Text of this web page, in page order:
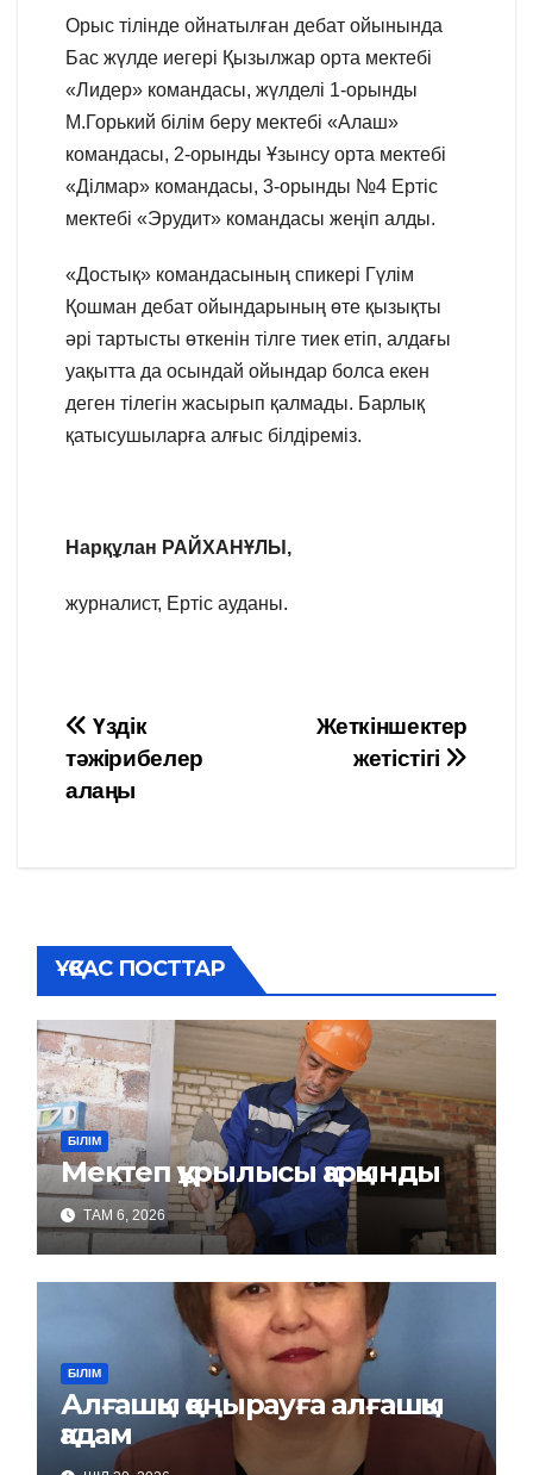
Орыс тілінде ойнатылған дебат ойынында
Бас жүлде иегері Қызылжар орта мектебі
«Лидер» командасы, жүлделі 1-орынды
М.Горький білім беру мектебі «Алаш»
командасы, 2-орынды Ұзынсу орта мектебі
«Ділмар» командасы, 3-орынды №4 Ертіс
мектебі «Эрудит» командасы жеңіп алды.
«Достық» командасының спикері Гүлім
Қошман дебат ойындарының өте қызықты
әрі тартысты өткенін тілге тиек етіп, алдағы
уақытта да осындай ойындар болса екен
деген тілегін жасырып қалмады. Барлық
қатысушыларға алғыс білдіреміз.
Нарқұлан РАЙХАНҰЛЫ,
журналист, Ертіс ауданы.
Навигация
по
Жеткіншектер
жетістігі
Үздік
тәжірибелер
алаңы
ҰҚСАС ПОСТТАР
БІЛІМ
Мектеп құрылысы қарқынды
ТАМ 6, 2026
БІЛІМ
Алғашқы қоңырауға алғашқы
қадам